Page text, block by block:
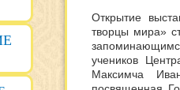
Открытие
творцы мира»
учеников
Максимча